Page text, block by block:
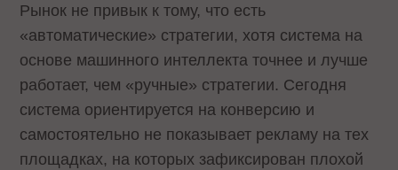
Рынок не привык к тому, что есть
«автоматические» стратегии, хотя система на
основе машинного интеллекта точнее и лучше
работает, чем «ручные» стратегии. Сегодня
система ориентируется на конверсию и
самостоятельно не показывает рекламу на тех
площадках, на которых зафиксирован плохой